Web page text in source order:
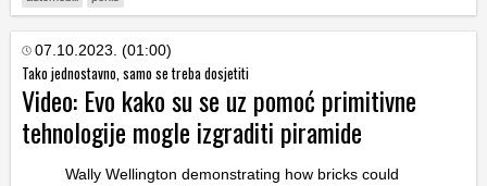
07.10.2023. (01:00)
Tako jednostavno, samo se treba dosjetiti
Video: Evo kako su se uz pomoć primitivne
tehnologije mogle izgraditi piramide
Wally Wellington demonstrating how bricks could